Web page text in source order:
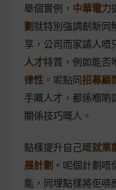
舉個實例， 中華電力
劃就特別強調創新同
享，公司而家請人唔
人才特質，例如能否
律性 。呢點同招募顧
手嘅人才，都係嗰啲
關係技巧嘅人。
點樣提升自己嘅就業
展計劃 。呢個計劃
能，同埋點樣將佢哢